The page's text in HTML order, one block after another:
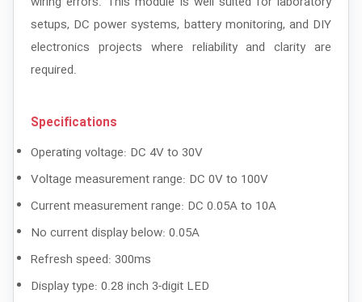
setups, DC power systems, battery monitoring, and DIY
electronics projects where reliability and clarity are
required.
Specifications
Operating voltage: DC 4V to 30V
Voltage measurement range: DC 0V to 100V
Current measurement range: DC 0.05A to 10A
No current display below: 0.05A
Refresh speed: 300ms
Display type: 0.28 inch 3-digit LED